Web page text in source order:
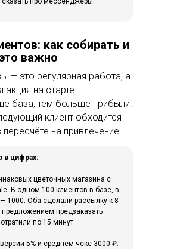
— это регулярная работа, а
акция на старте.
база, тем больше прибыли.
клиент обходится
на привлечение.
как собирать и
важно
в цифрах:
цветочных магазина с
В одном 100 клиентов в базе, в
1000. Оба сделали рассылку к 8
предложением предзаказать
по 15 минут.
5% и среднем чеке 3000 ₽: